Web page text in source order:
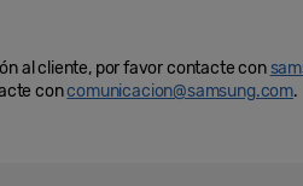
al cliente, por favor contacte con
concomunicacion@samsung.com.